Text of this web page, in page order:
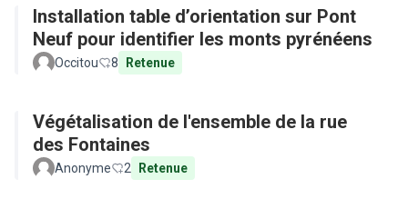
Installation table d’orientation sur Pont
Neuf pour identifier les monts pyrénéens
Occitou 8 Retenue
Végétalisation de l'ensemble de la rue
des Fontaines
Anonyme 2 Retenue